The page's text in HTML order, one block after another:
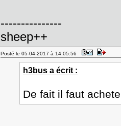
---------------
sheep++
Posté le 05-04-2017 à 14:05:56
h3bus a écrit :
De fait il faut